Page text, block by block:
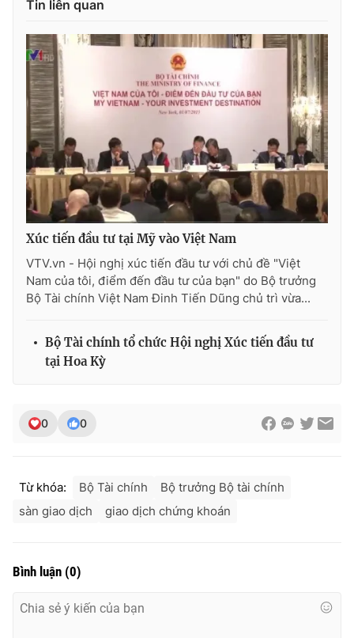
Ðiện thoại Thời báo VTV:
Liên hệ quảng cáo:
024-7300.7108
® Cấm sao chép dưới mọi hình thức nếu không có sự chấp
thuận bằng văn bản. Ghi rõ nguồn VTV.vn khi phát hành lại
thông tin từ website này.
Tin liên quan
Xúc tiến đầu tư tại Mỹ vào Việt Nam
VTV.vn - Hội nghị xúc tiến đầu tư với chủ đề "Việt
Nam của tôi, điểm đến đầu tư của bạn" do Bộ trưởng
Bộ Tài chính Việt Nam Đinh Tiến Dũng chủ trì vừa...
Bộ Tài chính tổ chức Hội nghị Xúc tiến đầu tư
tại Hoa Kỳ
0 0
Từ khóa: Bộ Tài chính
Bộ trưởng Bộ tài chính
sàn giao dịch
giao dịch chứng khoán
Bình luận (0)